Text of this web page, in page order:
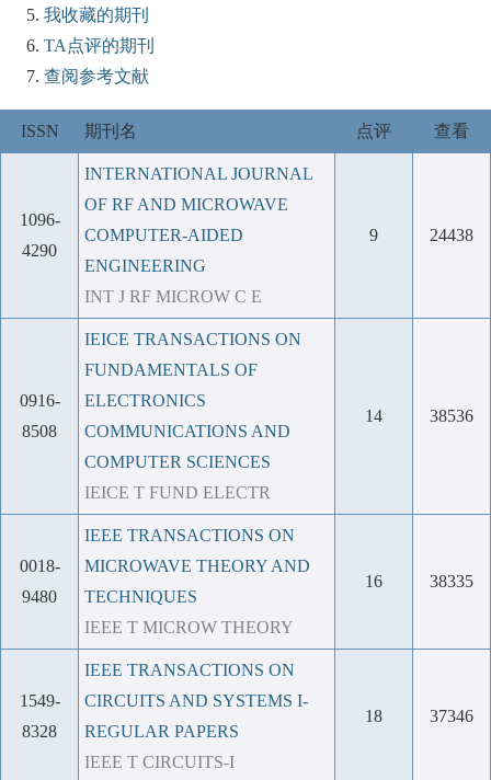
我收藏的期刊
TA点评的期刊
查阅参考文献
ISSN 期刊名 点评 查看
1096-
4290
INTERNATIONAL JOURNAL
OF RF AND MICROWAVE
COMPUTER-AIDED
ENGINEERING
INT J RF MICROW C E
9 24438
0916-
8508
IEICE TRANSACTIONS ON
FUNDAMENTALS OF
ELECTRONICS
COMMUNICATIONS AND
COMPUTER SCIENCES
IEICE T FUND ELECTR
14 38536
0018-
9480
IEEE TRANSACTIONS ON
MICROWAVE THEORY AND
TECHNIQUES
IEEE T MICROW THEORY
16 38335
1549-
8328
IEEE TRANSACTIONS ON
CIRCUITS AND SYSTEMS I-
REGULAR PAPERS
IEEE T CIRCUITS-I
18 37346